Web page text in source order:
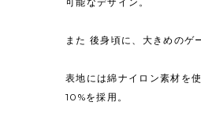
また 後⾝頃に、⼤きめのゲ
表地には綿ナイロン素材を
10%を採⽤。